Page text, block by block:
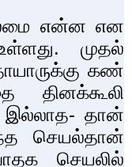
என்ன என
முதல்
கண்
தான்
செயல்தான்
செயலில்